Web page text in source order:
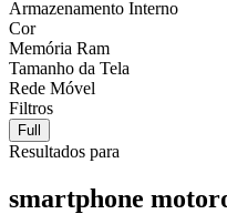
Armazenamento Interno
Cor
Memória Ram
Tamanho da Tela
Rede Móvel
Filtros
Full
Resultados para
smartphone